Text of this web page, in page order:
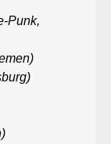
Punk,